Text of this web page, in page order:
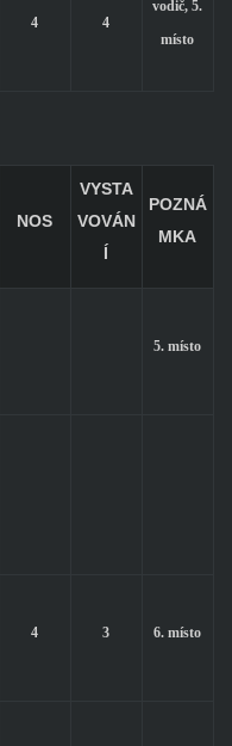
4 4
vodič, 5.
místo
NOS
VYSTA
VOVÁN
Í
POZNÁ
MKA
5. místo
4 3 6. místo